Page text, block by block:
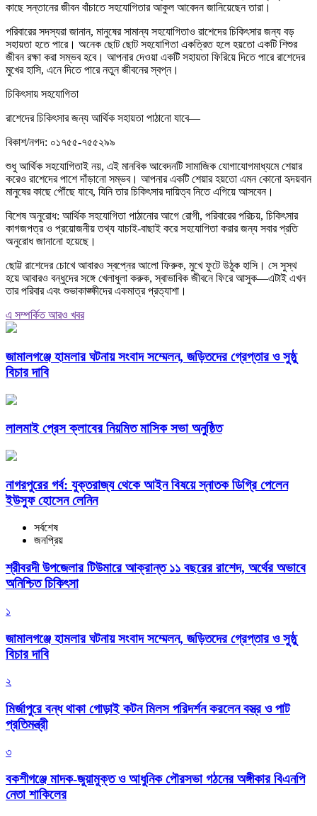
কাছে সন্তানের জীবন বাঁচাতে সহযোগিতার আকুল আবেদন জানিয়েছেন তারা।
পরিবারের সদস্যরা জানান, মানুষের সামান্য সহযোগিতাও রাশেদের চিকিৎসার জন্য বড়
সহায়তা হতে পারে। অনেক ছোট ছোট সহযোগিতা একত্রিত হলে হয়তো একটি শিশুর
জীবন রক্ষা করা সম্ভব হবে। আপনার দেওয়া একটি সহায়তা ফিরিয়ে দিতে পারে রাশেদের
মুখের হাসি, এনে দিতে পারে নতুন জীবনের স্বপ্ন।
চিকিৎসায় সহযোগিতা
রাশেদের চিকিৎসার জন্য আর্থিক সহায়তা পাঠানো যাবে—
বিকাশ/নগদ: ০১৭৫৫-৭৫৫২৯৯
শুধু আর্থিক সহযোগিতাই নয়, এই মানবিক আবেদনটি সামাজিক যোগাযোগমাধ্যমে শেয়ার
করেও রাশেদের পাশে দাঁড়ানো সম্ভব। আপনার একটি শেয়ার হয়তো এমন কোনো হৃদয়বান
মানুষের কাছে পৌঁছে যাবে, যিনি তার চিকিৎসার দায়িত্ব নিতে এগিয়ে আসবেন।
বিশেষ অনুরোধ: আর্থিক সহযোগিতা পাঠানোর আগে রোগী, পরিবারের পরিচয়, চিকিৎসার
কাগজপত্র ও প্রয়োজনীয় তথ্য যাচাই-বাছাই করে সহযোগিতা করার জন্য সবার প্রতি
অনুরোধ জানানো হয়েছে।
ছোট্ট রাশেদের চোখে আবারও স্বপ্নের আলো ফিরুক, মুখে ফুটে উঠুক হাসি। সে সুস্থ
হয়ে আবারও বন্ধুদের সঙ্গে খেলাধুলা করুক, স্বাভাবিক জীবনে ফিরে আসুক—এটাই এখন
তার পরিবার এবং শুভাকাঙ্ক্ষীদের একমাত্র প্রত্যাশা।
এ সম্পর্কিত আরও খবর
জামালগঞ্জে হামলার ঘটনায় সংবাদ সম্মেলন, জড়িতদের গ্রেপ্তার ও সুষ্ঠু
বিচার দাবি
লালমাই প্রেস ক্লাবের নিয়মিত মাসিক সভা অনুষ্ঠিত
নাগরপুরের গর্ব: যুক্তরাজ্য থেকে আইন বিষয়ে স্নাতক ডিগ্রি পেলেন
ইউসুফ হোসেন লেনিন
সর্বশেষ
জনপ্রিয়
শ্রীবরদী উপজেলার টিউমারে আক্রান্ত ১১ বছরের রাশেদ, অর্থের অভাবে
অনিশ্চিত চিকিৎসা
১
জামালগঞ্জে হামলার ঘটনায় সংবাদ সম্মেলন, জড়িতদের গ্রেপ্তার ও সুষ্ঠু
বিচার দাবি
২
মির্জাপুরে বন্ধ থাকা গোড়াই কটন মিলস পরিদর্শন করলেন বস্ত্র ও পাট
প্রতিমন্ত্রী
৩
বকশীগঞ্জে মাদক-জুয়ামুক্ত ও আধুনিক পৌরসভা গঠনের অঙ্গীকার বিএনপি
নেতা শাকিলের